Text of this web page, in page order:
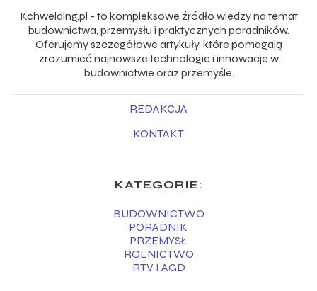
Kchwelding.pl - to kompleksowe źródło wiedzy na temat
budownictwa, przemysłu i praktycznych poradników.
Oferujemy szczegółowe artykuły, które pomagają
zrozumieć najnowsze technologie i innowacje w
budownictwie oraz przemyśle.
REDAKCJA
KONTAKT
KATEGORIE:
BUDOWNICTWO
PORADNIK
PRZEMYSŁ
ROLNICTWO
RTV I AGD